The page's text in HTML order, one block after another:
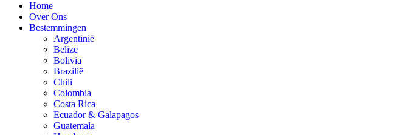
Home
Over Ons
Bestemmingen
Argentinië
Belize
Bolivia
Brazilië
Chili
Colombia
Costa Rica
Ecuador & Galapagos
Guatemala